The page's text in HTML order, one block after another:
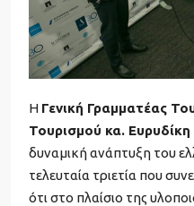
Η Γενική Γραμματέας
Τουρισμού κα.
δυναμική ανάπτυξη του
τελευταία τριετία που
ότι στο πλαίσιο της